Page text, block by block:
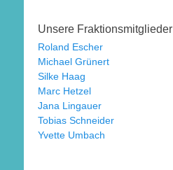
Unsere Fraktionsmitglieder
Roland Escher
Michael Grünert
Silke Haag
Marc Hetzel
Jana Lingauer
Tobias Schneider
Yvette Umbach